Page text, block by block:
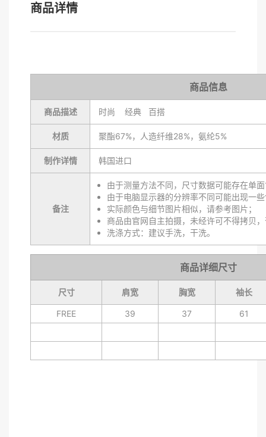
商品详情
商品信息
商品描述 时尚 经典 百搭
材质 聚酯67%，人造纤维28%，氨纶5%
制作详情 韩国进口
备注
由于测量方法不同，尺寸数据可能存在单
由于电脑显示器的分辨率不同可能出现一
实际颜色与细节图片相似，请参考图片；
商品由官网自主拍摄，未经许可不得拷贝
洗涤方式：建议手洗，干洗。
商品详细尺寸
尺寸 肩宽 胸宽 袖长
FREE 39 37 61